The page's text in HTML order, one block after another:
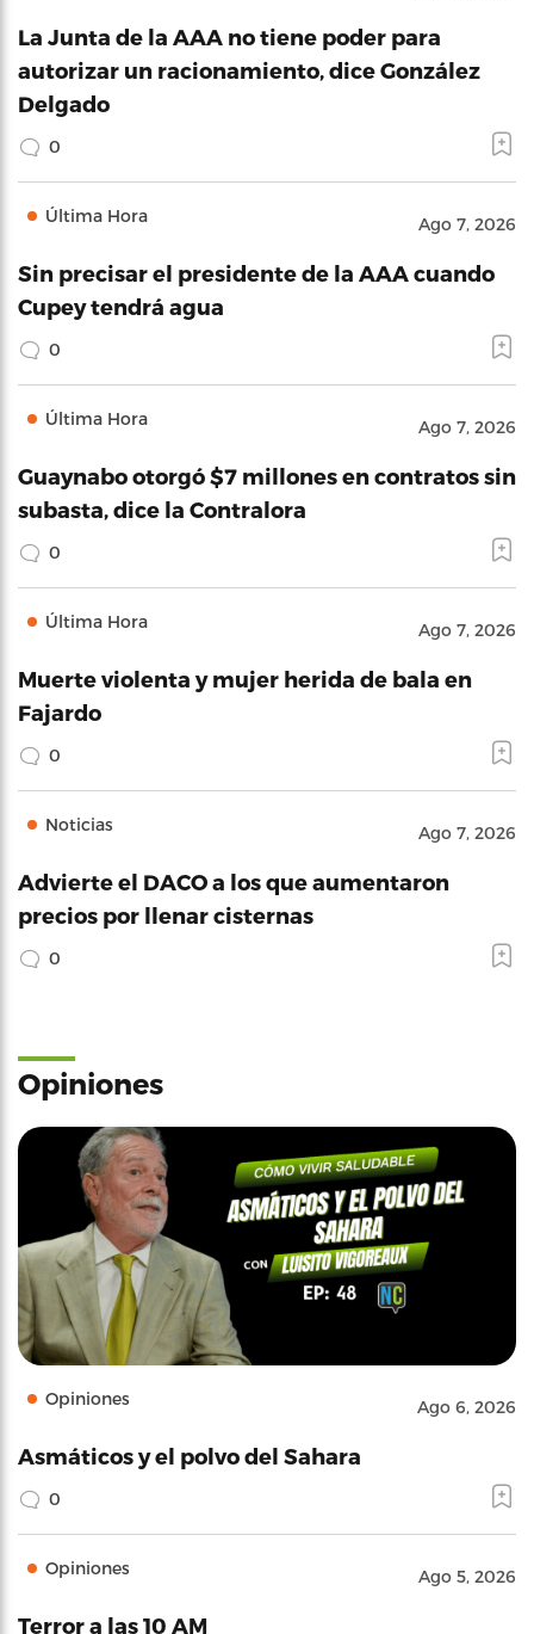
La Junta de la AAA no tiene poder para
autorizar un racionamiento, dice González
Delgado
0
Última Hora Ago 7, 2026
Sin precisar el presidente de la AAA cuando
Cupey tendrá agua
0
Última Hora Ago 7, 2026
Guaynabo otorgó $7 millones en contratos sin
subasta, dice la Contralora
0
Última Hora Ago 7, 2026
Muerte violenta y mujer herida de bala en
Fajardo
0
Noticias Ago 7, 2026
Advierte el DACO a los que aumentaron
precios por llenar cisternas
0
Opiniones
Opiniones Ago 6, 2026
Asmáticos y el polvo del Sahara
0
Opiniones Ago 5, 2026
Terror a las 10 AM